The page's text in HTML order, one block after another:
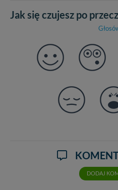
Jak się czujesz po
DODAJ